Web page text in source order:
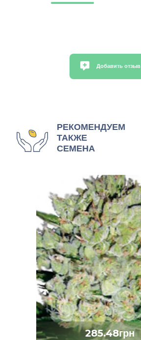
Добавить отзыв
РЕКОМЕНДУЕМ
ТАКЖЕ
СЕМЕНА
285.48грн